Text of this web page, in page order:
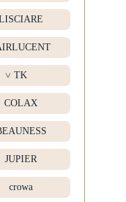
> TK
COLAX
JUPIER
crowa